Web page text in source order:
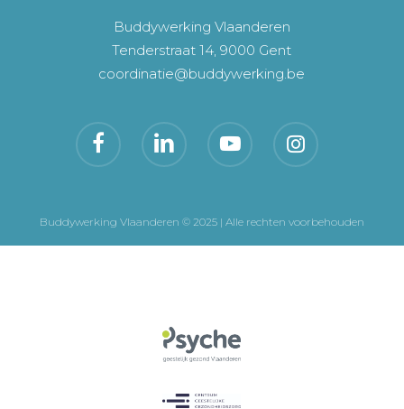
Buddywerking Vlaanderen
Tenderstraat 14, 9000 Gent
coordinatie@buddywerking.be
Buddywerking Vlaanderen © 2025 | Alle rechten voorbehouden